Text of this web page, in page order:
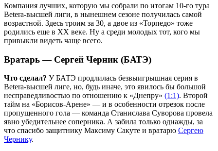
Компания лучших, которую мы собрали по итогам 10-го тура
Betera-высшей лиги, в нынешнем сезоне получилась самой
возрастной. Здесь троим за 30, а двое из «Торпедо» тоже
родились еще в XX веке. Ну а среди молодых тот, кого мы
привыкли видеть чаще всего.
Вратарь — Сергей Черник (БАТЭ)
Что сделал? У БАТЭ продлилась безвыигрышная серия в
Betera-высшей лиге, но, будь иначе, это явилось бы большой
несправедливостью по отношению к «Днепру» (1:1). Второй
тайм на «Борисов-Арене» — и в особенности отрезок после
пропущенного гола — команда Станислава Суворова провела
явно убедительнее соперника. А забила только однажды, за
что спасибо защитнику Максиму Сакуте и вратарю Сергею
Чернику.